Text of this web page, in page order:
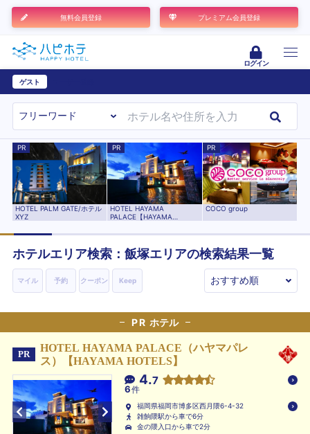
無料会員登録 プレミアム会員登録
ログイン
ゲスト
PR
HOTEL PALM GATE/ホテル
XYZ
PR
HOTEL HAYAMA
PALACE【HAYAMA
PR
COCO group
ホテルエリア検索：飯塚エリアの検索結果一覧
マイル 予約 クーポン Keep
PR ホテル
PR
HOTEL HAYAMA PALACE（ハヤマパレ
ス）【HAYAMA HOTELS】
4.7
6件
福岡県福岡市博多区西月隈6-4-32
雑餉隈駅から車で6分
金の隈入口から車で2分